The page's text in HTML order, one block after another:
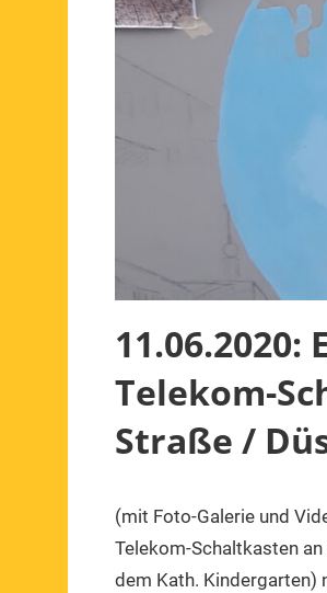
Telekom-
Straße /
3.
Juni
2020
1.
Vorsitzender
Mitteilung,
Veranstaltung
(mit Foto-Galerie und
Telekom-Schaltkasten
dem Kath. Kindergarten)